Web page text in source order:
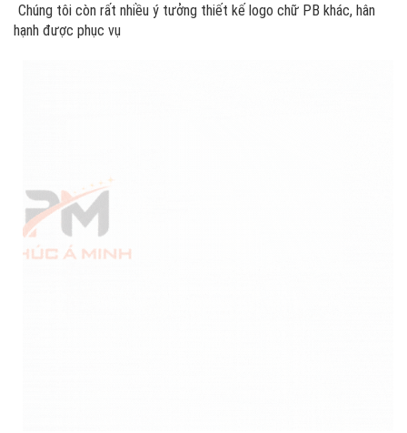
Chúng tôi còn rất nhiều ý tưởng thiết kế logo chữ PB khác, hân
hạnh được phục vụ